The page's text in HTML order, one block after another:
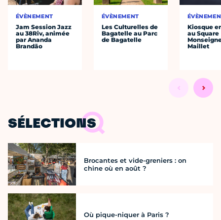
ÉVÈNEMENT
Jam Session Jazz
au 38Riv, animée
par Ananda
Brandão
ÉVÈNEMENT
Les Culturelles de
Bagatelle au Parc
de Bagatelle
Kiosque
au Square
Maillet
SÉLECTIONS
Brocantes et vide-greniers : on
chine où en août ?
Où pique-niquer à Paris ?